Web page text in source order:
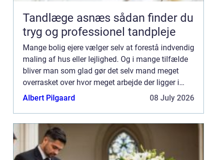
Tandlæge asnæs sådan finder du
tryg og professionel tandpleje
Mange bolig ejere vælger selv at forestå indvendig
maling af hus eller lejlighed. Og i mange tilfælde
bliver man som glad gør det selv mand meget
overrasket over hvor meget arbejde der ligger i
denne opgave. Malerarbejde er h...
Albert Pilgaard 08 July 2026